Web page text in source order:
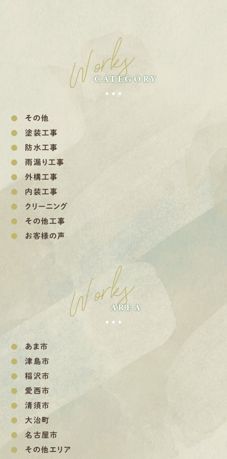
Works
CATEGORY
その他
塗装工事
防水工事
雨漏り工事
外構工事
内装工事
クリーニング
その他工事
お客様の声
Works
AREA
あま市
津島市
稲沢市
愛西市
清須市
大治町
名古屋市
その他エリア